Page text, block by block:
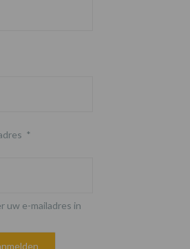
*
uw e-mailadres in